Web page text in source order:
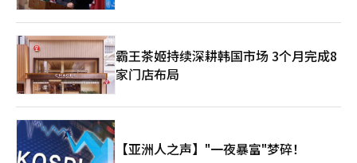
霸王茶姬持续深耕韩国市场 3个月完成8
家门店布局
【亚洲人之声】"一夜暴富"梦碎！